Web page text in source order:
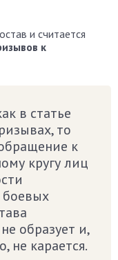
и считается
к
в статье
то
к
кругу лиц
боевых
образует и,
не карается.